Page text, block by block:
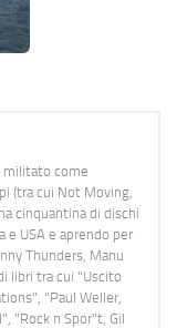
militato come
(tra cui Not Moving,
cinquantina di dischi
e USA e aprendo per
Thunders, Manu
libri tra cui "Uscito
"Paul Weller,
"Rock n Spor"t, Gil